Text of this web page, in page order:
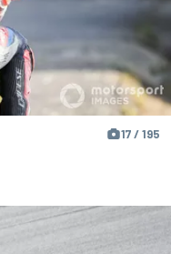
17 / 195